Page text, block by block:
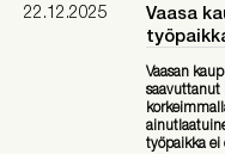
22.12.2025
Vaasa
Vaasan
saavuttanut
työpaikka